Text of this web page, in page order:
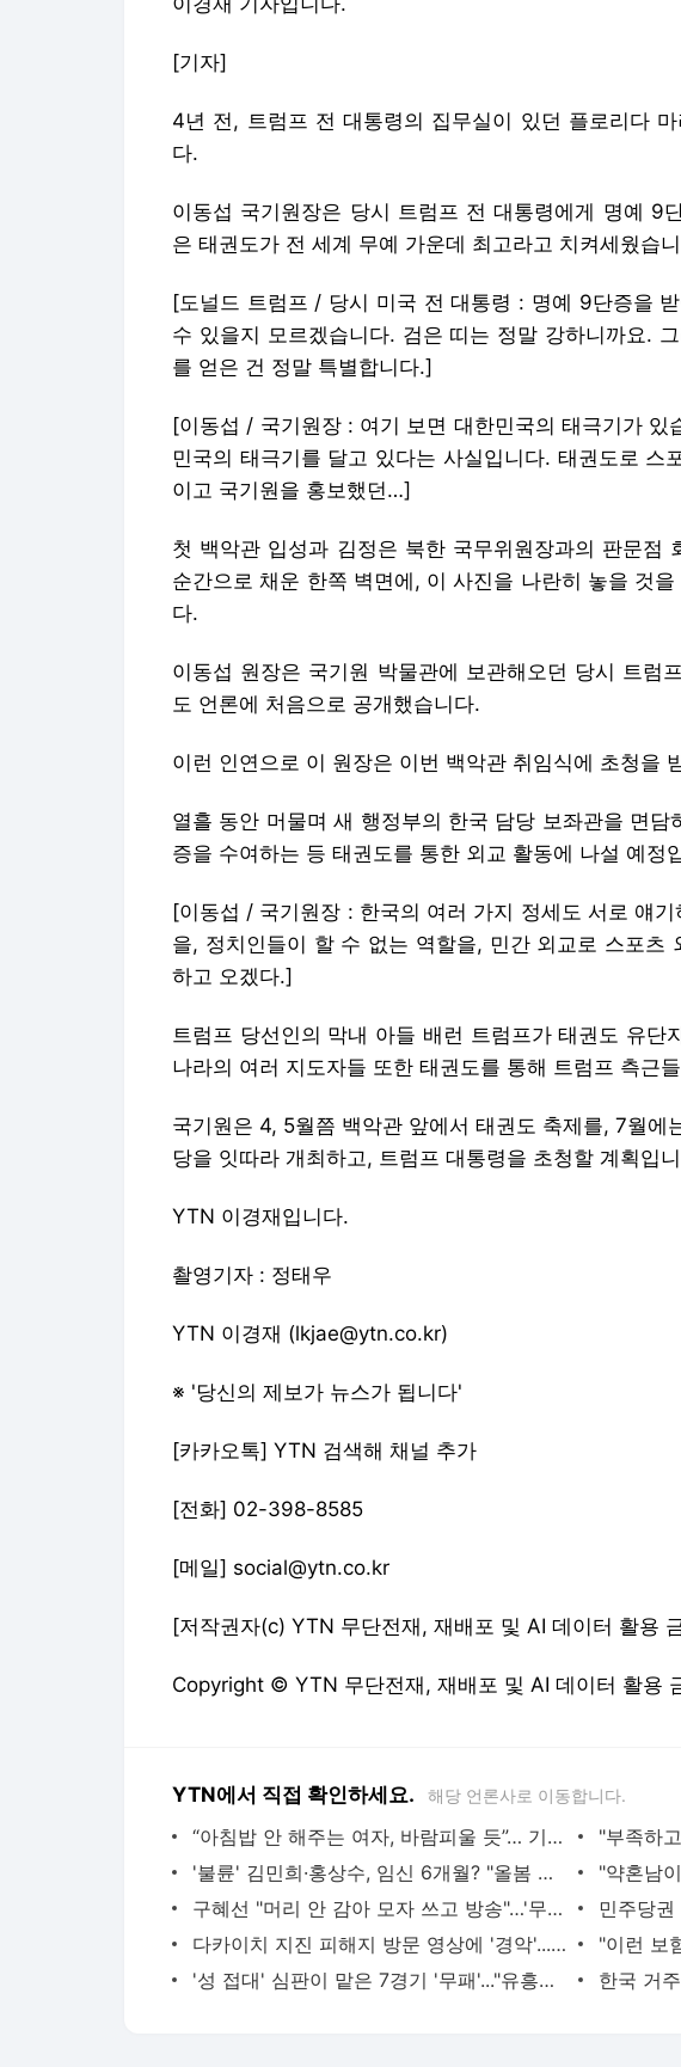
[기자]
4년 전, 트럼프 전 대통령의 집무실이 있던 플로리다
다.
이동섭 국기원장은 당시 트럼프 전 대통령에게 명예 9
은 태권도가 전 세계 무예 가운데 최고라고 치켜세웠습
[도널드 트럼프 / 당시 미국 전 대통령 : 명예 9단증을
수 있을지 모르겠습니다. 검은 띠는 정말 강하니까요.
를 얻은 건 정말 특별합니다.]
[이동섭 / 국기원장 : 여기 보면 대한민국의 태극기가 있
민국의 태극기를 달고 있다는 사실입니다. 태권도로 스
이고 국기원을 홍보했던…]
첫 백악관 입성과 김정은 북한 국무위원장과의 판문점
순간으로 채운 한쪽 벽면에, 이 사진을 나란히 놓을 것
다.
이동섭 원장은 국기원 박물관에 보관해오던 당시 트럼
도 언론에 처음으로 공개했습니다.
이런 인연으로 이 원장은 이번 백악관 취임식에 초청을
열흘 동안 머물며 새 행정부의 한국 담당 보좌관을 면
증을 수여하는 등 태권도를 통한 외교 활동에 나설 예정
[이동섭 / 국기원장 : 한국의 여러 가지 정세도 서로 얘
을, 정치인들이 할 수 없는 역할을, 민간 외교로 스포츠
하고 오겠다.]
트럼프 당선인의 막내 아들 배런 트럼프가 태권도 유단
나라의 여러 지도자들 또한 태권도를 통해 트럼프 측근
국기원은 4, 5월쯤 백악관 앞에서 태권도 축제를, 7월에
당을 잇따라 개최하고, 트럼프 대통령을 초청할 계획입
YTN 이경재입니다.
촬영기자 : 정태우
YTN 이경재 (lkjae@ytn.co.kr)
※ '당신의 제보가 뉴스가 됩니다'
[카카오톡] YTN 검색해 채널 추가
[전화] 02-398-8585
[메일] social@ytn.co.kr
[저작권자(c) YTN 무단전재, 재배포 및 AI 데이터 활용
Copyright © YTN 무단전재, 재배포 및 AI 데이터 활용
YTN에서 직접 확인하세요. 해당 언론사로 이동합니다.
“아침밥 안 해주는 여자, 바람피울 듯”… 기안84, 발언 뭇매
'불륜' 김민희·홍상수, 임신 6개월? "올봄 출산 앞둬"
구혜선 "머리 안 감아 모자 쓰고 방송"…'무성의' 태도 논란
다카이치 지진 피해지 방문 영상에 '경악'...日배우도 "미친 짓" 직격
'성 접대' 심판이 맡은 7경기 '무패'..."유흥비로 2억 원 사적 유용"